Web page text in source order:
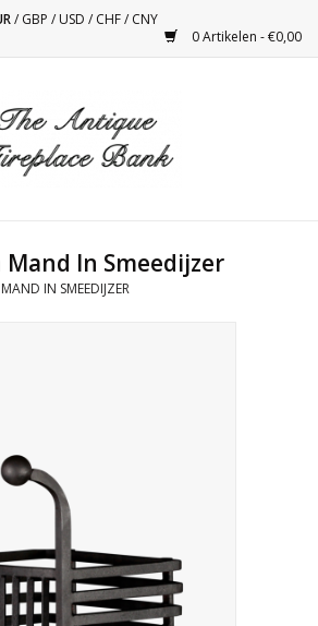
/GBP /USD /CHF/CNY
0 Artikelen - €0,00
Cotta
Mand In Smeedijzer
IN SMEEDIJZER